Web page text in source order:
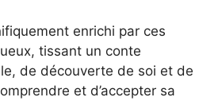
enrichi par ces
tissant un conte
de découverte de soi et de
et d’accepter sa